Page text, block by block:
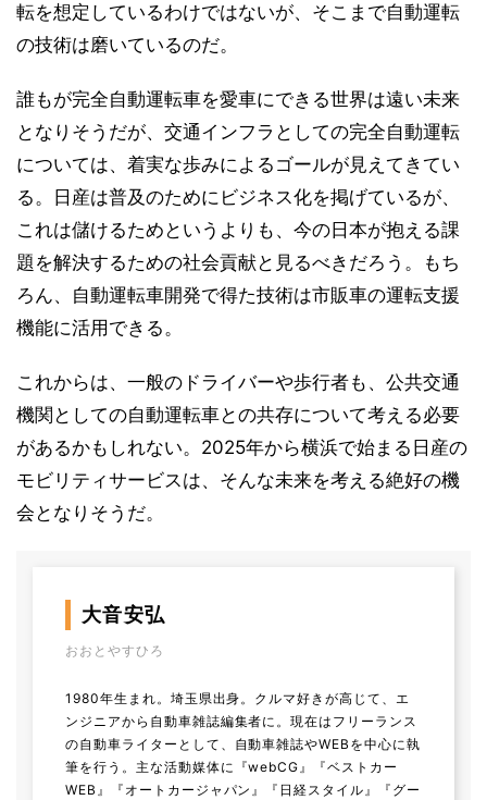
転を想定しているわけではないが、そこまで自動運転
の技術は磨いているのだ。
誰もが完全自動運転車を愛車にできる世界は遠い未来
となりそうだが、交通インフラとしての完全自動運転
については、着実な歩みによるゴールが見えてきてい
る。日産は普及のためにビジネス化を掲げているが、
これは儲けるためというよりも、今の日本が抱える課
題を解決するための社会貢献と見るべきだろう。もち
ろん、自動運転車開発で得た技術は市販車の運転支援
機能に活用できる。
これからは、一般のドライバーや歩行者も、公共交通
機関としての自動運転車との共存について考える必要
があるかもしれない。2025年から横浜で始まる日産の
モビリティサービスは、そんな未来を考える絶好の機
会となりそうだ。
大音安弘
おおとやすひろ
1980年生まれ。埼玉県出身。クルマ好きが高じて、エ
ンジニアから自動車雑誌編集者に。現在はフリーランス
の自動車ライターとして、自動車雑誌やWEBを中心に執
筆を行う。主な活動媒体に『webCG』『ベストカー
WEB』『オートカージャパン』『日経スタイル』『グー